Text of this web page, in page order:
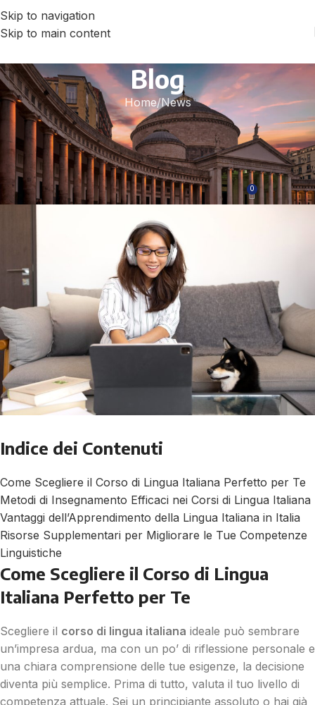
Skip to navigation
Skip to main content
Blog
Home News
NEWS
Corso di Lingua Italiana: La Tua
Guida Completa
istituto-italia On 19 Febbraio 2025 0
Indice dei Contenuti
Come Scegliere il Corso di Lingua Italiana Perfetto per Te
Metodi di Insegnamento Efficaci nei Corsi di Lingua Italiana
Vantaggi dell’Apprendimento della Lingua Italiana in Italia
Risorse Supplementari per Migliorare le Tue Competenze
Linguistiche
Come Scegliere il Corso di Lingua
Italiana Perfetto per Te
Scegliere il corso di lingua italiana ideale può sembrare
un’impresa ardua, ma con un po’ di riflessione personale e
una chiara comprensione delle tue esigenze, la decisione
diventa più semplice. Prima di tutto, valuta il tuo livello di
competenza attuale. Sei un principiante assoluto o hai già